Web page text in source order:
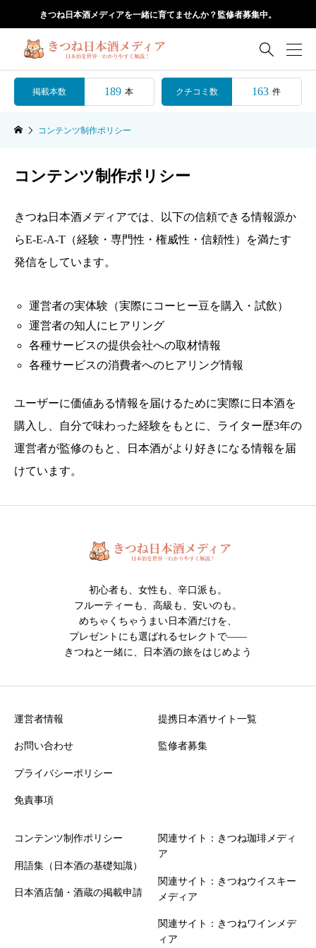
きつね日本酒メディアを一緒に育てませんか？監修者募集中。

掲載本数 189 本 クチコミ数 163 件
コンテンツ制作ポリシー
コンテンツ制作ポリシー
きつね日本酒メディアでは、以下の信頼できる情報源か
らE-E-A-T（経験・専門性・権威性・信頼性）を満たす
発信をしています。
運営者の実体験（実際にコーヒー豆を購入・試飲）
運営者の知人にヒアリング
各種サービスの提供会社への取材情報
各種サービスの消費者へのヒアリング情報
ユーザーに価値ある情報を届けるために実際に日本酒を
購入し、自分で味わった経験をもとに、ライター歴3年の
運営者が監修のもと、日本酒がより好きになる情報を届
けています。
初心者も、女性も、辛口派も。
フルーティーも、高級も、安いのも。
めちゃくちゃうまい日本酒だけを、
プレゼントにも選ばれるセレクトで――
きつねと一緒に、日本酒の旅をはじめよう
運営者情報
お問い合わせ
プライバシーポリシー
免責事項
提携日本酒サイト一覧
監修者募集
コンテンツ制作ポリシー
用語集（日本酒の基礎知識）
日本酒店舗・酒蔵の掲載申請
関連サイト：きつね珈琲メディ
ア
関連サイト：きつねウイスキー
メディア
関連サイト：きつねワインメデ
ィア